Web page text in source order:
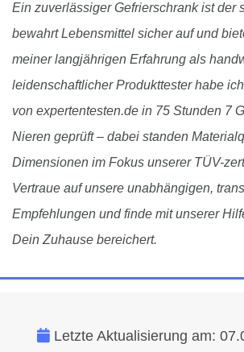
Ein zuverlässiger Gefrierschrank ist der
bewahrt Lebensmittel sicher auf und
meiner langjährigen Erfahrung als
leidenschaftlicher Produkttester habe
von expertentesten.de in 75 Stunden 7
Nieren geprüft – dabei standen
Dimensionen im Fokus unserer TÜV-
Vertraue auf unsere unabhängigen,
Empfehlungen und finde mit unserer
Dein Zuhause bereichert.
Letzte Aktualisierung am: